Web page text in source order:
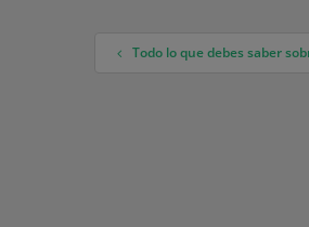
Navegación de
Todo lo que debes saber